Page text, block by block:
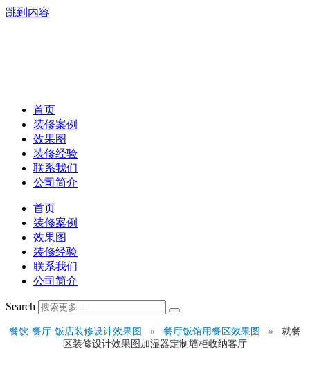
跳到内容
首页
装修案例
效果图
装修经验
联系我们
公司简介
首页
装修案例
效果图
装修经验
联系我们
公司简介
Search
餐饮-餐厅-饭店装修设计效果图 » 餐厅饭馆用餐区效果图 »
就餐
区装修设计效果图加湿器定制墙柜收纳客厅